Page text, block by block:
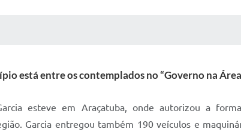
está entre os contemplados no “Governo na
esteve em Araçatuba, onde autorizou a
Garcia entregou também 190 veículos e